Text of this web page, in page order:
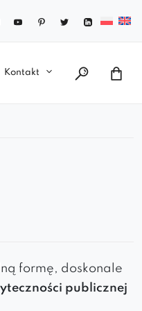
Kontakt
formę, doskonale
publicznej